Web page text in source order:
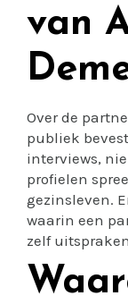
van
Over de
publiek
interviews,
profielen
gezinsleven.
waarin een
zelf